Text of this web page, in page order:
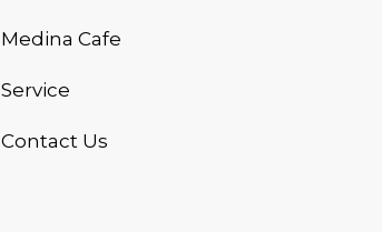
Medina Cafe
Service
Contact Us